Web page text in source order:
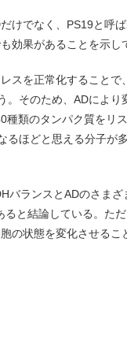
けでなく、PS19と呼
効果があることを示し
スを正常化すること
。そのため、ADによ
種類のタンパク質をリ
るほどと思える分子が
バランスとADのさま
と結論している。た
の状態を変化させる